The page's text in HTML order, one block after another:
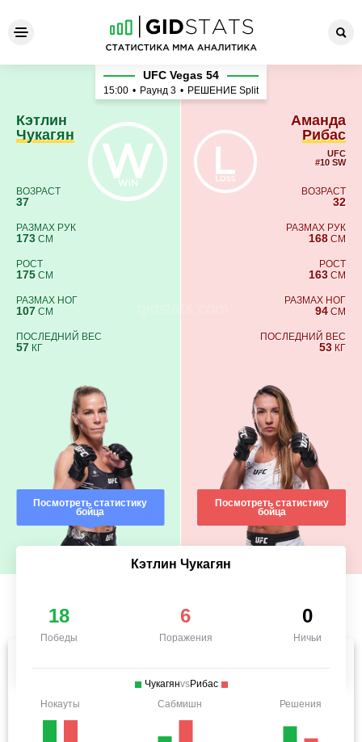
Кэтлин Чукагян - Аманда
Кэтлин
Чукагян
ВОЗРАСТ
37
РАЗМАХ РУК
173 СМ
РОСТ
175 СМ
РАЗМАХ НОГ
107 СМ
ПОСЛЕДНИЙ ВЕС
57 КГ
Посмотреть статистику
бойца
UFC Vegas 54
15:00 • Раунд 3 • РЕШЕНИЕ Split
Аманда
Рибас
UFC
#10 SW
ВОЗРАСТ
32
РАЗМАХ РУК
168 СМ
РОСТ
163 СМ
РАЗМАХ НОГ
94 СМ
ПОСЛЕДНИЙ ВЕС
53 КГ
Посмотреть статистику
бойца
Кэтлин Чукагян
18
Победы
6
Поражения
0
Ничьи
ЧукагянvsРибас
Нокауты
Сабмишн Решения